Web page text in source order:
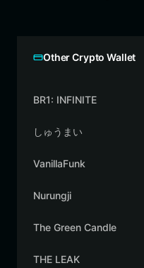
Other Crypto Wallet
BR1: INFINITE
しゅうまい
VanillaFunk
Nurungji
The Green Candle
THE LEAK